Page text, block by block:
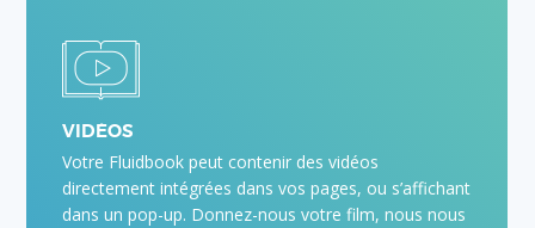
VIDÉOS
Votre Fluidbook peut contenir des vidéos
directement intégrées dans vos pages, ou s’affichant
dans un pop-up. Donnez-nous votre film, nous nous